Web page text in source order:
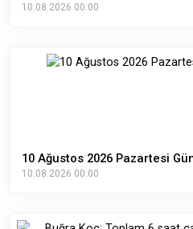
10.08.2026 00:00
10 Ağustos 2026 Pazartesi
10.08.2026 00:00